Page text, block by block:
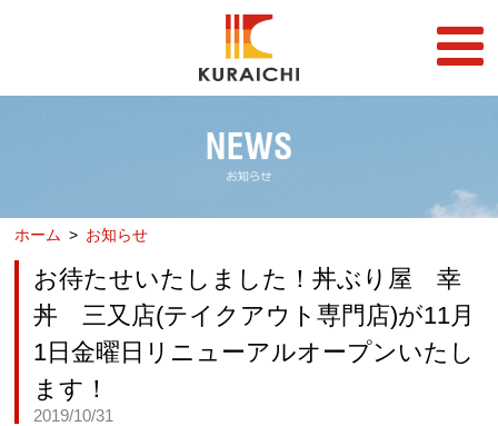
FRANCHISE
店舗一覧
丼店一覧
DON STORE
テイクアウト/デリバリー
採用情報
RECRUIT
ホーム お知らせ
お待たせいたしました！丼ぶり屋 幸
丼 三又店(テイクアウト専門店)が11月
1日金曜日リニューアルオープンいたし
ます！
2019/10/31